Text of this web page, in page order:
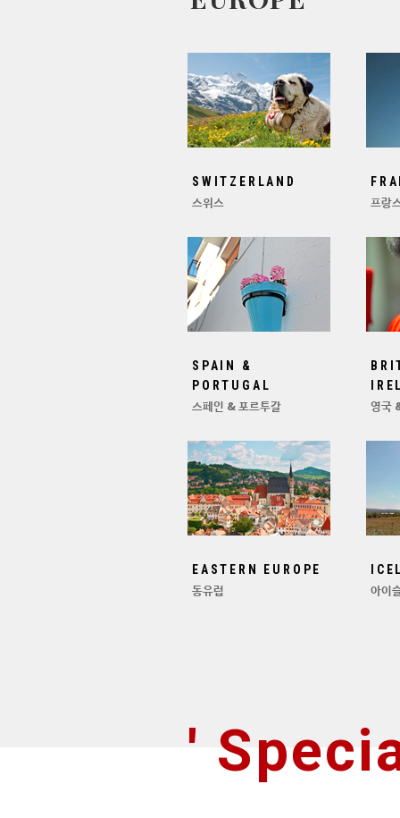
SWITZERLAND
스위스 프랑
SPAIN &
PORTUGAL
스페인 & 포르투갈 영국
EASTERN EUROPE
동유럽 아이
'